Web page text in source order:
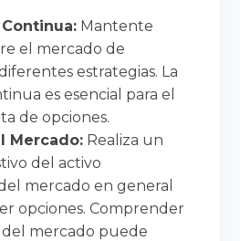
Mantente
el mercado de
estrategias. La
es esencial para el
de opciones.
Mercado: Realiza un
del activo
mercado en general
opciones. Comprender
del mercado puede